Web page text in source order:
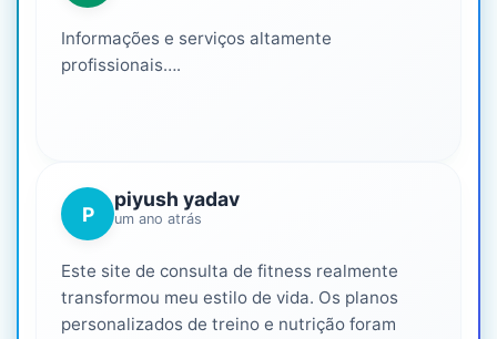
Informações e serviços altamente
profissionais….
P
piyush yadav
um ano atrás
Este site de consulta de fitness realmente
transformou meu estilo de vida. Os planos
personalizados de treino e nutrição foram